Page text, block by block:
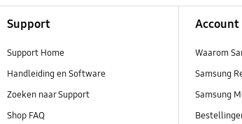
Support
Support Home
Handleiding en Software
Zoeken naar Support
Shop FAQ
Account
Waarom
Samsung
Samsung